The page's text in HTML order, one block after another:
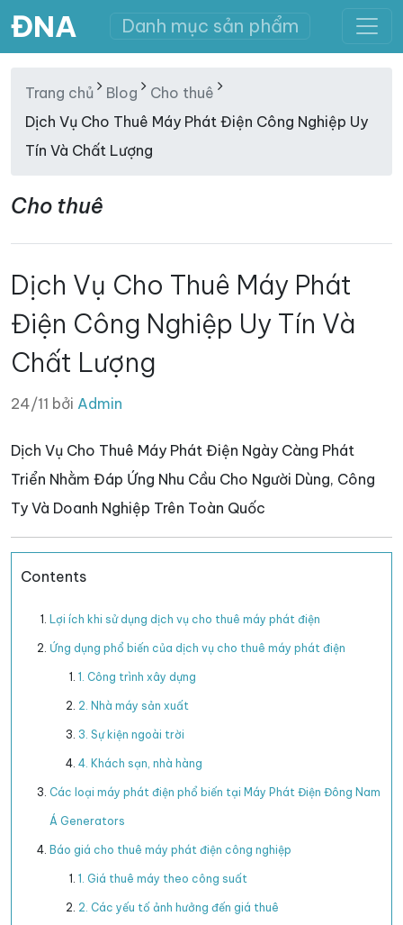
ĐNA Danh mục sản phẩm
Trang chủ Blog
Cho thuê
Dịch Vụ Cho Thuê Máy Phát Điện Công Nghiệp Uy
Tín Và Chất Lượng
Cho thuê
Dịch Vụ Cho Thuê Máy Phát
Điện Công Nghiệp Uy Tín Và
Chất Lượng
24/11 bởi Admin
Dịch Vụ Cho Thuê Máy Phát Điện Ngày Càng Phát
Triển Nhằm Đáp Ứng Nhu Cầu Cho Người Dùng, Công
Ty Và Doanh Nghiệp Trên Toàn Quốc
Contents
Lợi ích khi sử dụng dịch vụ cho thuê máy phát điện
Ứng dụng phổ biến của dịch vụ cho thuê máy phát điện
1. Công trình xây dựng
2. Nhà máy sản xuất
3. Sự kiện ngoài trời
4. Khách sạn, nhà hàng
Các loại máy phát điện phổ biến tại Máy Phát Điện Đông Nam
Á Generators
Báo giá cho thuê máy phát điện công nghiệp
1. Giá thuê máy theo công suất
2. Các yếu tố ảnh hưởng đến giá thuê